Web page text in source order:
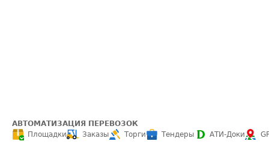
АВТОМАТИЗАЦИЯ ПЕРЕВОЗОК
Площадки
Заказы Торги Тендеры АТИ-Доки